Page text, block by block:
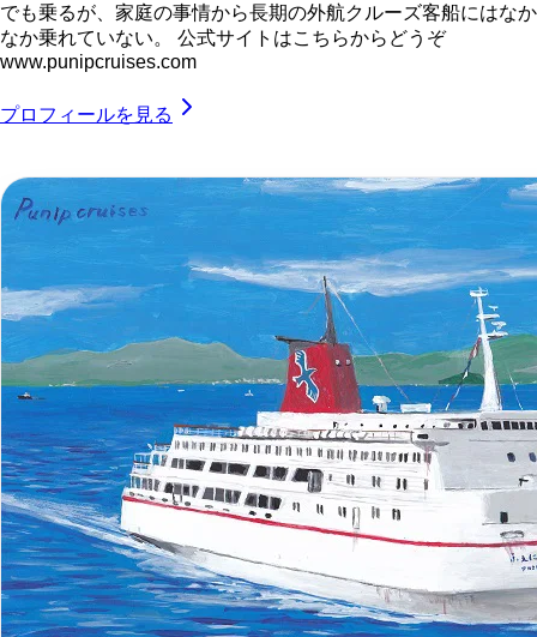
でも乗るが、家庭の事情から長期の外航クルーズ客船にはなか
なか乗れていない。 公式サイトはこちらからどうぞ
www.punipcruises.com
プロフィールを見る